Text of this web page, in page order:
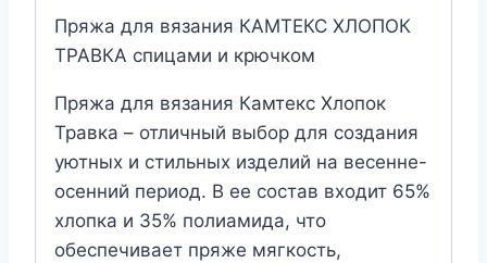
оранжевый-
сиреневый
Пряжа для вязания КАМТЕКС ХЛОПОК
ТРАВКА спицами и крючком
Пряжа для вязания Камтекс Хлопок
Травка – отличный выбор для создания
уютных и стильных изделий на весенне-
осенний период. В ее состав входит 65%
хлопка и 35% полиамида, что
обеспечивает пряже мягкость,